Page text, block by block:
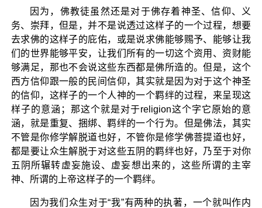
因为，佛教徒虽然还是对于佛存着神圣、信仰、义
务、崇拜，但是，并不是说透过这样子的一个过程，想要
去求佛的这样子的庇佑，或是说求佛能够赐予、能够让我
们的世界能够平安，让我们所有的一切这个资用、资财能
够满足，那也不会说这些东西都是佛所造的。但是，这个
西方信仰跟一般的民间信仰，其实就是因为对于这个神圣
的信仰，这样子的一个人神的一个羁绊的过程，来呈现这
样子的意涵；那这个就是对于religion这个字它原始的意
涵，就是重复、捆绑、羁绊的一个行为。但是佛法，其实
不管是你修学解脱道也好，不管你是修学佛菩提道也好，
都是要让众生解脱于对这些五阴的羁绊也好，乃至于对你
五阴所辗转虚妄施设、虚妄想出来的，这些所谓的主宰
神、所谓的上帝这样子的一个羁绊。
因为我们众生对于“我”有两种的执著，一个就叫作内